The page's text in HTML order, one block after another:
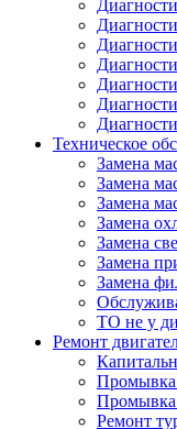
Техническое
Замена
Замена
Замена
Замена
Замена
Замена
Замена
ТО не у
Ремонт
Промывка
Промывка
Ремонт